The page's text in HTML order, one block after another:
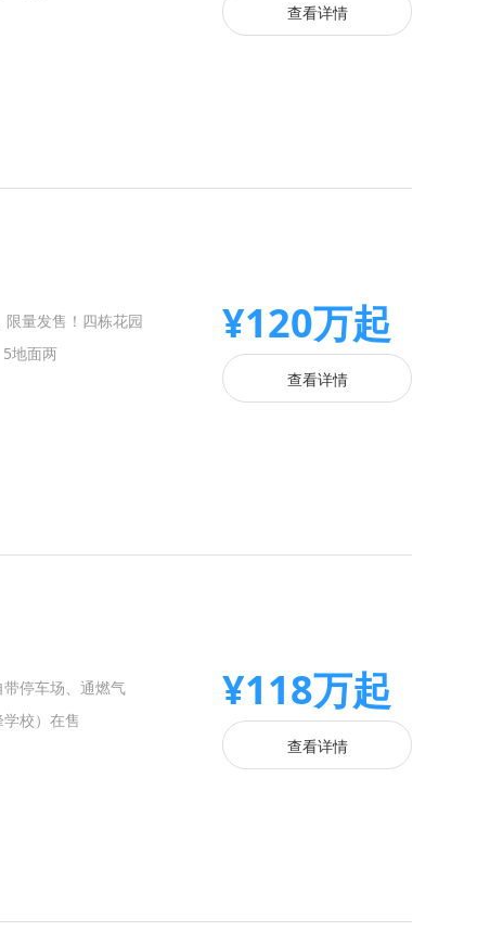
查看详情
量发售！四栋花园
地面两
¥120万起
查看详情
停车场、通燃气
校）在售
¥118万起
查看详情